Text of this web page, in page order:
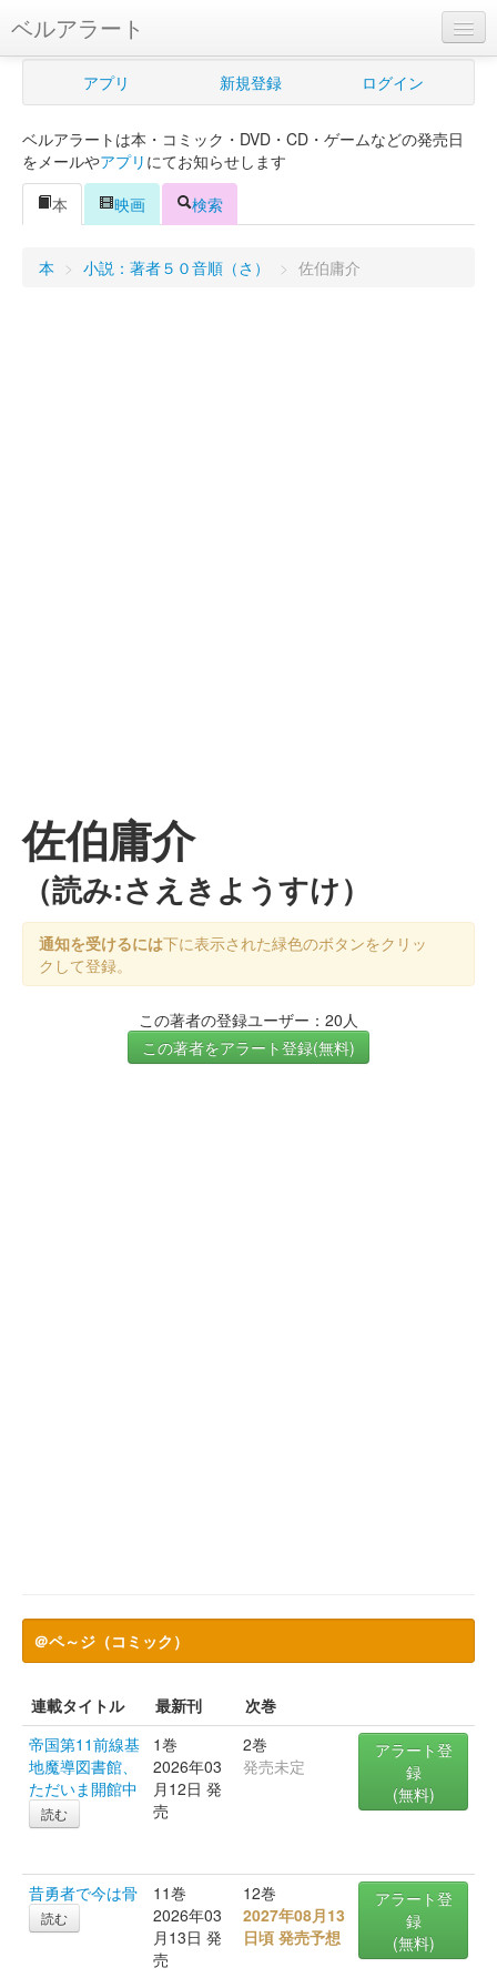
ベルアラート
ベルアラートとは
新規登録
ログイン
アプリ 新規登録 ログイン
ベルアラートは本・コミック・DVD・CD・ゲームなどの発売日
をメールやアプリ にてお知らせします
本
映画 検索
本 > 小説：著者５０音順（さ） > 佐伯庸介
佐伯庸介
（読み:さえきようすけ）
通知を受けるには下に表示された緑色のボタンをクリッ
クして登録。
この著者の登録ユーザー：20人
この著者をアラート登録(無料)
＠ペ～ジ（コミック）
連載タイトル 最新刊
次巻
帝国第11前線基
地魔導図書館、
ただいま開館中
読む
1巻
2026年03
月12日 発
売
2巻
発売未定
アラート登
録
(無料)
昔勇者で今は骨
読む
11巻
2026年03
月13日 発
売
12巻
2027年08月13
日頃 発売予想
アラート登
録
(無料)